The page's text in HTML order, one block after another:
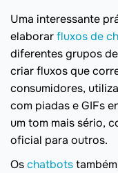
Uma interessante
elaborarfluxos de
diferentes grupos
criar fluxos que
consumidores,
com piadas e GIFs
um tom mais sério,
oficial para outros.
Oschatbots